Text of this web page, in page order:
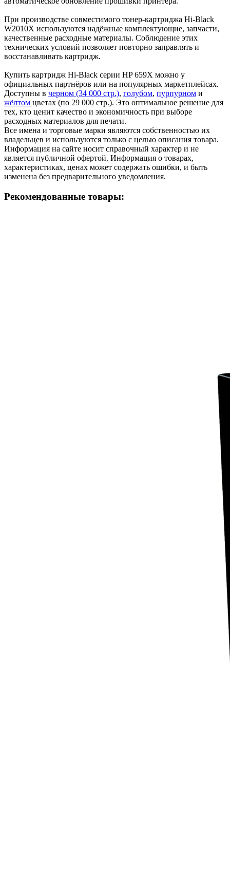
При производстве совместимого тонер-картриджа Hi-Black
W2010X используются надёжные комплектующие, запчасти,
качественные расходные материалы. Соблюдение этих
технических условий позволяет повторно заправлять и
восстанавливать картридж.
Купить картридж Hi-Black серии HP 659X можно у
официальных партнёров или на популярных маркетплейсах.
Доступны в черном (34 000 стр.), голубом, пурпурном и
жёлтом цветах (по 29 000 стр.). Это оптимальное решение для
тех, кто ценит качество и экономичность при выборе
расходных материалов для печати.
Все имена и торговые марки являются собственностью их
владельцев и используются только с целью описания товара.
Информация на сайте носит справочный характер и не
является публичной офертой. Информация о товарах,
характеристиках, ценах может содержать ошибки, и быть
изменена без предварительного уведомления.
Рекомендованные товары: